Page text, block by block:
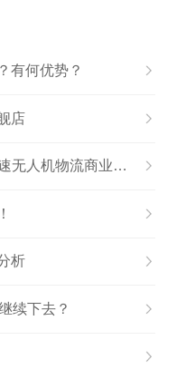
有何优势？
店
亚马逊Prime Air部门换帅！或加速无人机物流商业进度！
析
续下去？